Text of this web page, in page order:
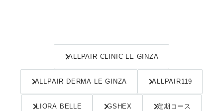
ALLPAIR CLINIC LE GINZA
ALLPAIR DERMA LE GINZA ALLPAIR119
LIORA BELLE GSHEX 定期コース